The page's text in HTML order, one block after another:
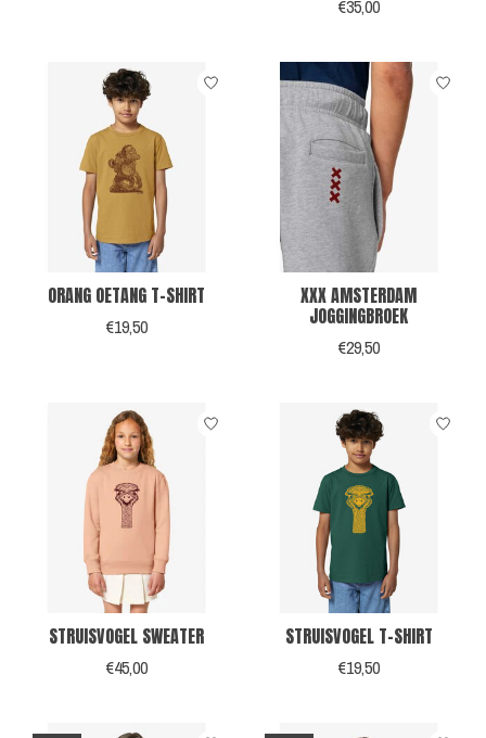
€35,00
ORANG OETANG T-SHIRT
€19,50
XXX AMSTERDAM
JOGGINGBROEK
€29,50
STRUISVOGEL SWEATER
€45,00
STRUISVOGEL T-SHIRT
€19,50